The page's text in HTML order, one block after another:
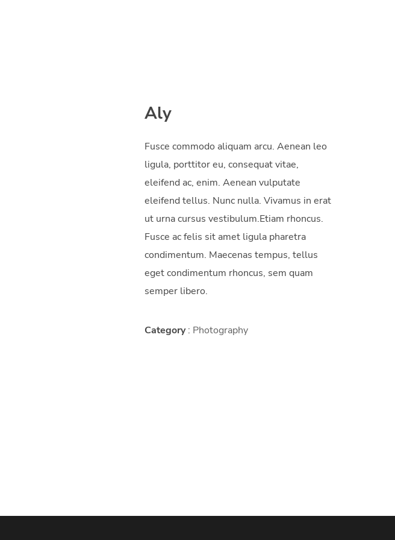
Aly
Fusce commodo aliquam arcu. Aenean leo
ligula, porttitor eu, consequat vitae,
eleifend ac, enim. Aenean vulputate
eleifend tellus. Nunc nulla. Vivamus in erat
ut urna cursus vestibulum.Etiam rhoncus.
Fusce ac felis sit amet ligula pharetra
condimentum. Maecenas tempus, tellus
eget condimentum rhoncus, sem quam
semper libero.
Category : Photography